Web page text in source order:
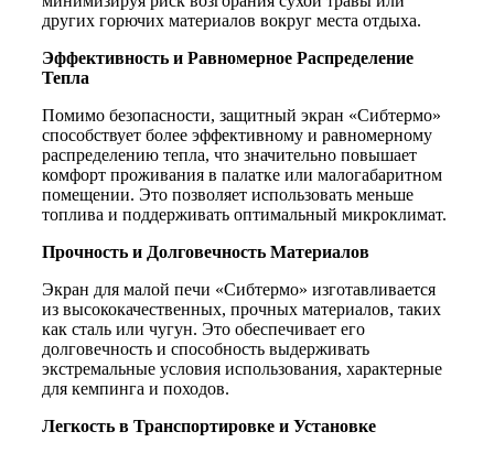
других горючих материалов вокруг места отдыха.
Эффективность и Равномерное Распределение
Тепла
Помимо безопасности, защитный экран «Сибтермо»
способствует более эффективному и равномерному
распределению тепла, что значительно повышает
комфорт проживания в палатке или малогабаритном
помещении. Это позволяет использовать меньше
топлива и поддерживать оптимальный микроклимат.
Прочность и Долговечность Материалов
Экран для малой печи «Сибтермо» изготавливается
из высококачественных, прочных материалов, таких
как сталь или чугун. Это обеспечивает его
долговечность и способность выдерживать
экстремальные условия использования, характерные
для кемпинга и походов.
Легкость в Транспортировке и Установке